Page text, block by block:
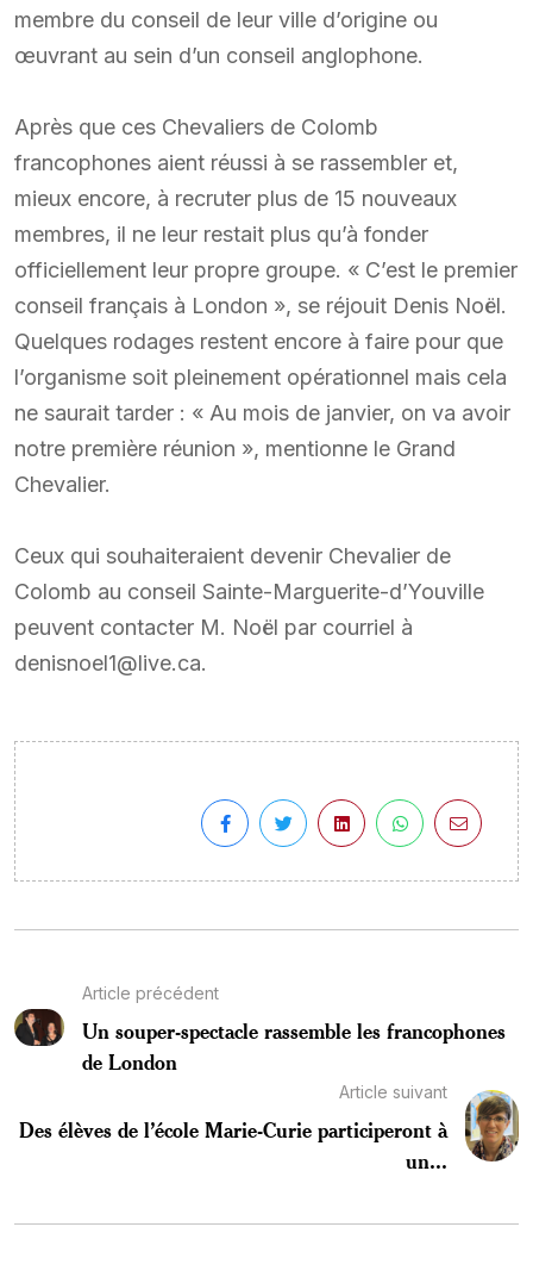
membre du conseil de leur ville d’origine ou
œuvrant au sein d’un conseil anglophone.
Après que ces Chevaliers de Colomb
francophones aient réussi à se rassembler et,
mieux encore, à recruter plus de 15 nouveaux
membres, il ne leur restait plus qu’à fonder
officiellement leur propre groupe. « C’est le premier
conseil français à London », se réjouit Denis Noël.
Quelques rodages restent encore à faire pour que
l’organisme soit pleinement opérationnel mais cela
ne saurait tarder : « Au mois de janvier, on va avoir
notre première réunion », mentionne le Grand
Chevalier.
Ceux qui souhaiteraient devenir Chevalier de
Colomb au conseil Sainte-Marguerite-d’Youville
peuvent contacter M. Noël par courriel à
denisnoel1@live.ca.
Article précédent
Un souper-spectacle rassemble les francophones
de London
Article suivant
Des élèves de l’école Marie-Curie participeront à
un...